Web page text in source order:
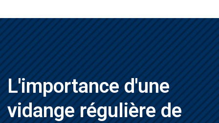
L'importance d'une
vidange régulière de